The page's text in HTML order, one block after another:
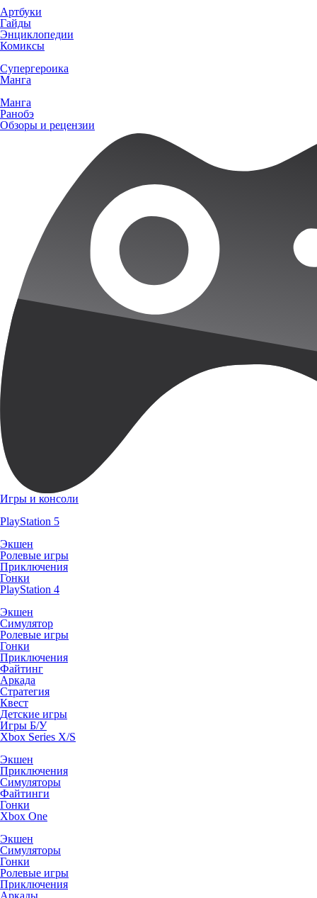
Артбуки
Гайды
Энциклопедии
Комиксы
Супергероика
Манга
Манга
Ранобэ
Обзоры и рецензии
Игры и консоли
PlayStation 5
Экшен
Ролевые игры
Приключения
Гонки
PlayStation 4
Экшен
Симулятор
Ролевые игры
Гонки
Приключения
Файтинг
Аркада
Стратегия
Квест
Детские игры
Игры Б/У
Xbox Series X/S
Экшен
Приключения
Симуляторы
Файтинги
Гонки
Xbox One
Экшен
Симуляторы
Гонки
Ролевые игры
Приключения
Аркады